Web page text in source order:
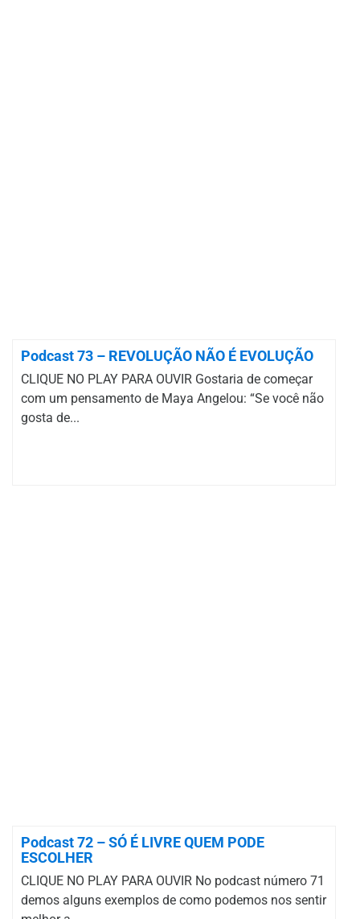
Podcast 73 – REVOLUÇÃO NÃO É EVOLUÇÃO
CLIQUE NO PLAY PARA OUVIR Gostaria de começar
com um pensamento de Maya Angelou: “Se você não
gosta de...
Podcast 72 – SÓ É LIVRE QUEM PODE
ESCOLHER
CLIQUE NO PLAY PARA OUVIR No podcast número 71
demos alguns exemplos de como podemos nos sentir